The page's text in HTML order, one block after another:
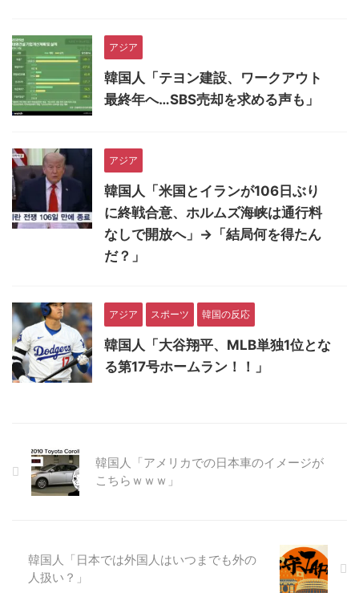
アジア
韓国人「テヨン建設、ワークアウト
最終年へ…SBS売却を求める声も」
アジア
韓国人「米国とイランが106日ぶり
に終戦合意、ホルムズ海峡は通行料
なしで開放へ」→「結局何を得たん
だ？」
アジア スポーツ 韓国の反応
韓国人「大谷翔平、MLB単独1位とな
る第17号ホームラン！！」
韓国人「アメリカでの日本車のイメージが
こちらｗｗｗ」
韓国人「日本では外国人はいつまでも外の
人扱い？」